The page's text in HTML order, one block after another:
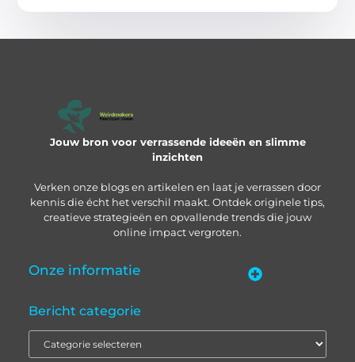
Jouw bron voor verrassende ideeën en slimme
inzichten
Verken onze blogs en artikelen en laat je verrassen door
kennis die écht het verschil maakt. Ontdek originele tips,
creatieve strategieën en opvallende trends die jouw
online impact vergroten.
Onze informatie
Bericht categorie